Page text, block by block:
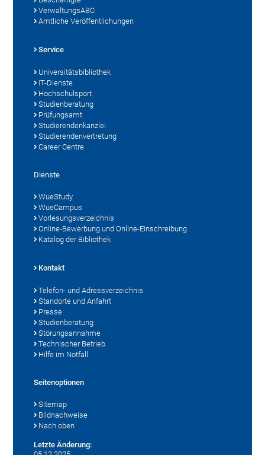
VerwaltungsABC
Amtliche Veröffentlichungen
Service
Universitätsbibliothek
IT-Dienste
Hochschulsport
Studienberatung
Prüfungsamt
Studierendenkanzlei
Studierendenvertretung
Career Centre
Dienste
WueStudy
WueCampus
Vorlesungsverzeichnis
Online-Bewerbung und Online-Einschreibung
Katalog der Bibliothek
Kontakt
Telefon- und Adressverzeichnis
Standorte und Anfahrt
Presse
Studienberatung
Störungsannahme
Technischer Betrieb
Hilfe im Notfall
Seitenoptionen
Sitemap
Bildnachweise
Nach oben
Letzte Änderung: